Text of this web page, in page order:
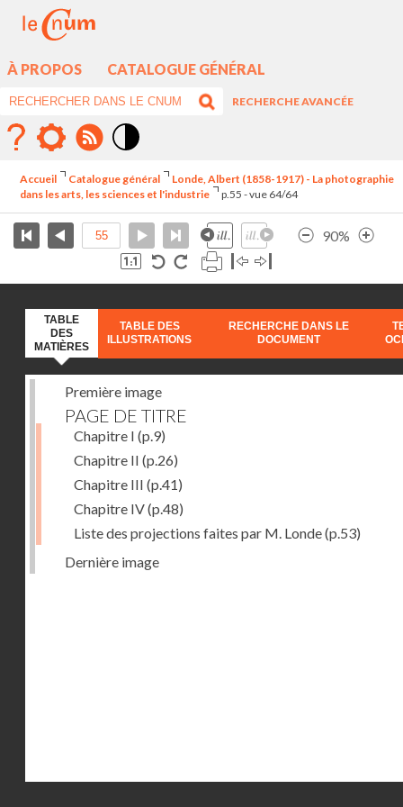
À PROPOS CATALOGUE GÉNÉRAL
RECHERCHE AVANCÉE
élévé
Accueil Catalogue général
Londe, Albert (1858-1917) - La photographie
dans les arts, les sciences et l'industrie
p.55 - vue 64/64
90%
TABLE
DES
MATIÈRES
TABLE DES
ILLUSTRATIONS
RECHERCHE DANS LE
DOCUMENT
Première image
PAGE DE TITRE
Chapitre I (p.9)
Chapitre II (p.26)
Chapitre III (p.41)
Chapitre IV(p.48)
Liste des projections faites par M. Londe(p.53)
Dernière image